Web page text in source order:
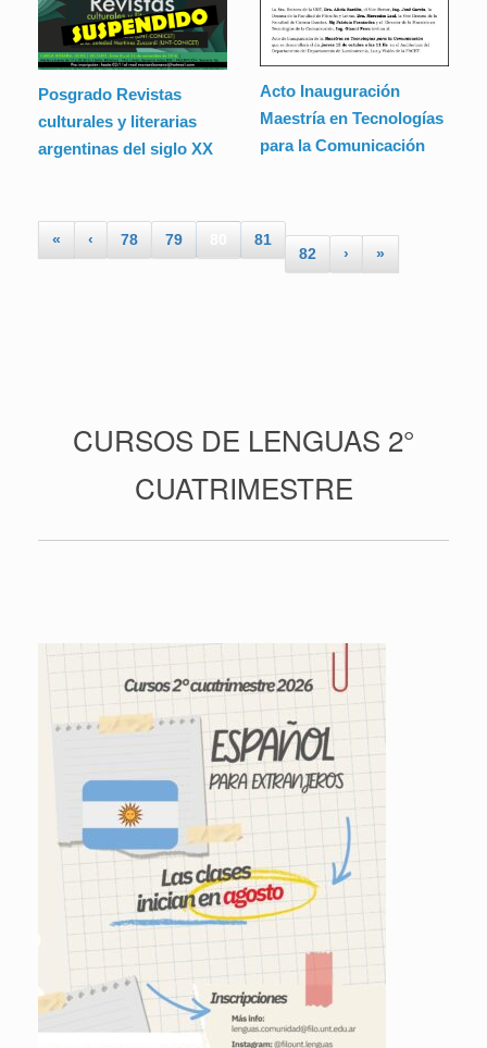
Posgrado Revistas
culturales y literarias
argentinas del siglo XX
Acto Inauguración
Maestría en Tecnologías
para la Comunicación
« ‹ 78 79
81
82
› »
CURSOS DE LENGUAS 2°
CUATRIMESTRE